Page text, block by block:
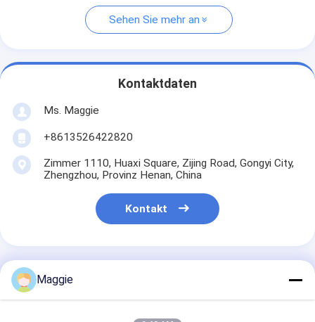
Sehen Sie mehr an
Kontaktdaten
Ms. Maggie
+8613526422820
Zimmer 1110, Huaxi Square, Zijing Road, Gongyi City,
Zhengzhou, Provinz Henan, China
Kontakt
Erhalten Sie Den Besten Preis Für
Maggie